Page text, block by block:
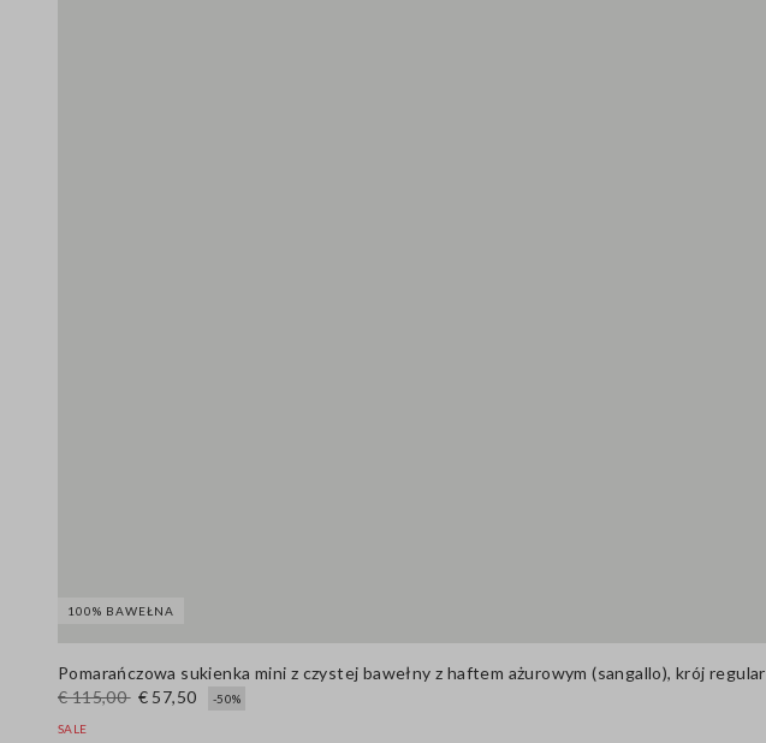
100% BAWEŁNA
Pomarańczowa sukienka mini z czystej bawełny z haftem ażurowym (sangallo), krój regular
€ 115,00 € 57,50 -50%
SALE